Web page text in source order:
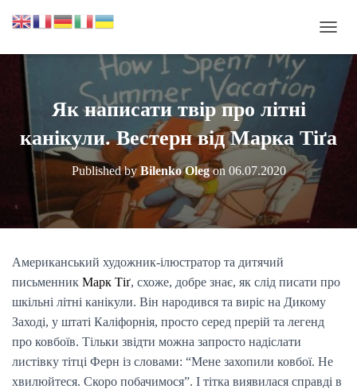
Е
Н
У
Ц
Як написати твір про літні
канікули. Вестерн від Марка Тіґа
Published byBilenko Olegon 06.07.2020
Американський художник-ілюстратор та дитячий
письменник Марк Тіґ, схоже, добре знає, як слід писати про
шкільні літні канікули. Він народився та виріс на Дикому
Заході, у штаті Каліфорнія, просто серед прерій та легенд
про ковбоїв. Тільки звідти можна запросто надіслати
листівку тітці Ферн із словами: “Мене захопили ковбої. Не
хвилюйтеся. Скоро побачимося”. І тітка виявилася справді в